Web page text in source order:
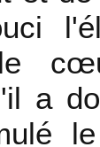
a